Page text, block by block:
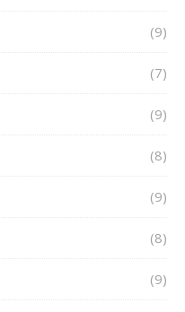
(9)
(7)
(9)
(8)
(9)
(8)
(9)